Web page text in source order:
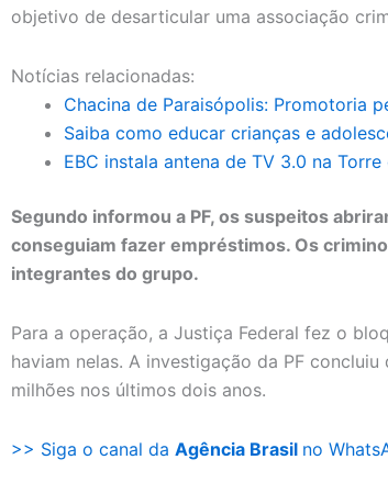
objetivo de desarticular uma associação
Notícias relacionadas:
Chacina de Paraisópolis: Promotoria
Saiba como educar crianças e
EBC instala antena de TV 3.0 na Torre
Segundo informou a PF, os suspeitos
conseguiam fazer empréstimos. Os
integrantes do grupo.
Para a operação, a Justiça Federal fez o
haviam nelas. A investigação da PF
milhões nos últimos dois anos.
>> Siga o canal da Agência Brasil no